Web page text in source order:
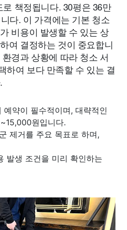
책정됩니다. 30평은 36만
다. 이 가격에는 기본 청소
비용이 발생할 수 있는 상
여 결정하는 것이 중요합니
경과 상황에 따라 청소 서
하여 보다 만족할 수 있는 결
약이 필수적이며, 대략적인
원입니다.
제거를 주요 목표로 하며,
발생 조건을 미리 확인하는